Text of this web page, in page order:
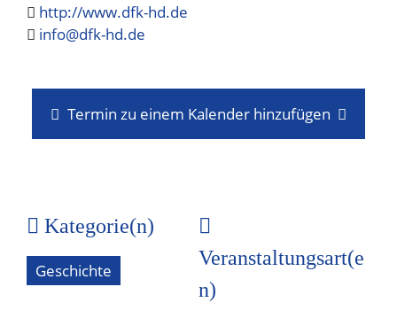
http://www.dfk-hd.de
info@dfk-hd.de
Termin zu einem Kalender hinzufügen
Kategorie(n)
Geschichte
Veranstaltungsart(e
n)